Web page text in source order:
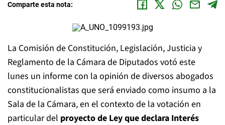
Comparte esta nota:
La Comisión de Constitución, Legislación, Justicia y
Reglamento de la Cámara de Diputados votó este
lunes un informe con la opinión de diversos abogados
constitucionalistas que será enviado como insumo a la
Sala de la Cámara, en el contexto de la votación en
particular del proyecto de Ley que declara Interés